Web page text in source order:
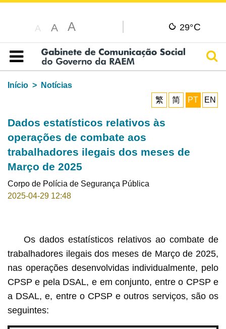
A A A 29°C
Índice
Início
Notícias
繁
简 PT EN
Dados estatísticos relativos às
operações de combate aos
trabalhadores ilegais dos meses de
Março de 2025
Corpo de Polícia de Segurança Pública
2025-04-29 12:48
Os dados estatísticos relativos ao combate de
trabalhadores ilegais dos meses de Março de 2025,
nas operações desenvolvidas individualmente, pelo
CPSP e pela DSAL, e em conjunto, entre o CPSP e
a DSAL, e, entre o CPSP e outros serviços, são os
seguintes: